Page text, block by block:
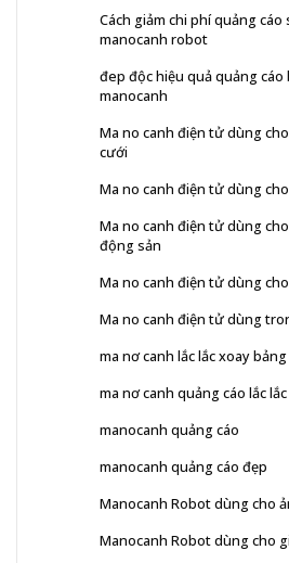
Cách giảm chi phí quảng
manocanh robot
đep độc hiệu quả quảng cáo
manocanh
Ma no canh điện tử dùng
cưới
Ma no canh điện tử dùng
Ma no canh điện tử dùng
động sản
Ma no canh điện tử dùng
Ma no canh điện tử dùng
ma nơ canh lắc lắc xoay
ma nơ canh quảng cáo lắc
manocanh quảng cáo
manocanh quảng cáo đẹp
Manocanh Robot dùng cho
Manocanh Robot dùng cho